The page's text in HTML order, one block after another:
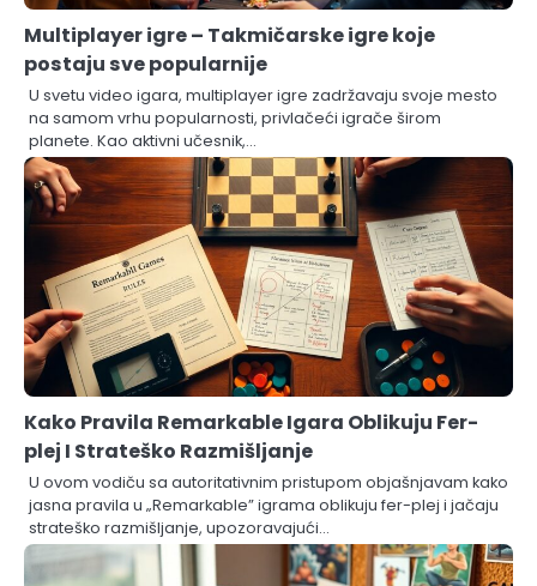
Multiplayer igre – Takmičarske igre koje
postaju sve popularnije
U svetu video igara, multiplayer igre zadržavaju svoje mesto
na samom vrhu popularnosti, privlačeći igrače širom
planete. Kao aktivni učesnik,…
Kako Pravila Remarkable Igara Oblikuju Fer-
plej I Strateško Razmišljanje
U ovom vodiču sa autoritativnim pristupom objašnjavam kako
jasna pravila u „Remarkable” igrama oblikuju fer-plej i jačaju
strateško razmišljanje, upozoravajući…